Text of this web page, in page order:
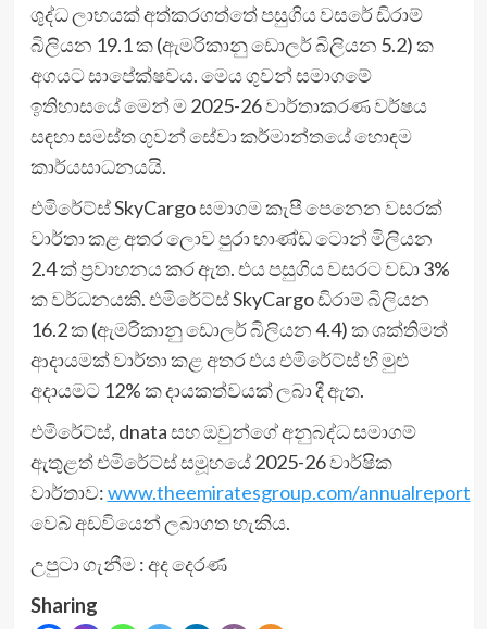
ශුද්ධ ලාභයක් අත්කරගත්තේ පසුගිය වසරේ ඩිරාම්
බිලියන 19.1 ක (ඇමරිකානු ඩොලර් බිලියන 5.2) ක
අගයට සාපේක්ෂවය. මෙය ගුවන් සමාගමේ
ඉතිහාසයේ මෙන් ම 2025-26 වාර්තාකරණ වර්ෂය
සඳහා සමස්ත ගුවන් සේවා කර්මාන්තයේ හොඳම
කාර්යසාධනයයි.
එමිරේට්ස් SkyCargo සමාගම කැපී පෙනෙන වසරක්
වාර්තා කළ අතර ලොව පුරා භාණ්ඩ ටොන් මිලියන
2.4 ක් ප්‍රවාහනය කර ඇත. එය පසුගිය වසරට වඩා 3%
ක වර්ධනයකි. එමිරේට්ස් SkyCargo ඩිරාම් බිලියන
16.2 ක (ඇමරිකානු ඩොලර් බිලියන 4.4) ක ශක්තිමත්
ආදායමක් වාර්තා කළ අතර එය එමිරේට්ස් හි මුළු
අදායමට 12% ක දායකත්වයක් ලබා දී ඇත.
එමිරේට්ස්, dnata සහ ඔවුන්ගේ අනුබද්ධ සමාගම්
ඇතුළත් එමිරේට්ස් සමූහයේ 2025-26 වාර්ෂික
වාර්තාව:www.theemiratesgroup.com/annualreport
වෙබ් අඩවියෙන් ලබාගත හැකිය.
උපුටා ගැනීම : අද දෙරණ
Sharing